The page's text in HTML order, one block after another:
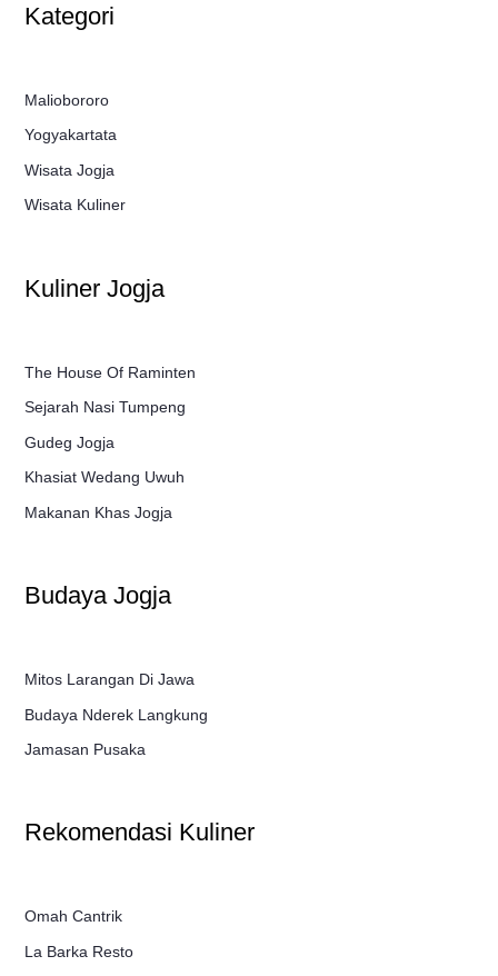
Kategori
Maliobororo
Yogyakartata
Wisata Jogja
Wisata Kuliner
Kuliner Jogja
The House Of Raminten
Sejarah Nasi Tumpeng
Gudeg Jogja
Khasiat Wedang Uwuh
Makanan Khas Jogja
Budaya Jogja
Mitos Larangan Di Jawa
Budaya Nderek Langkung
Jamasan Pusaka
Rekomendasi Kuliner
Omah Cantrik
La Barka Resto